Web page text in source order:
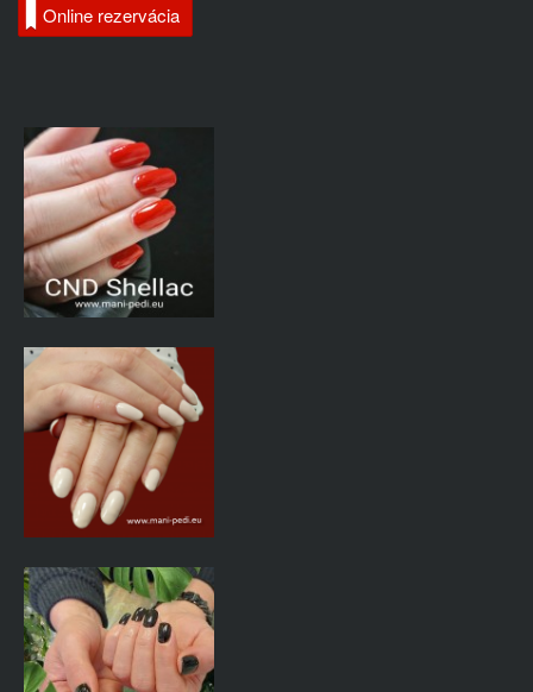
Online rezervácia